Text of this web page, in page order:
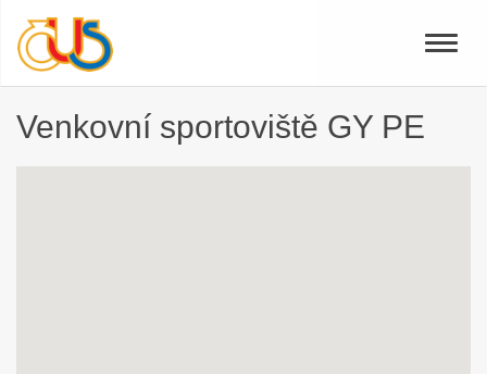
Toggle
Venkovní sportoviště GY PE